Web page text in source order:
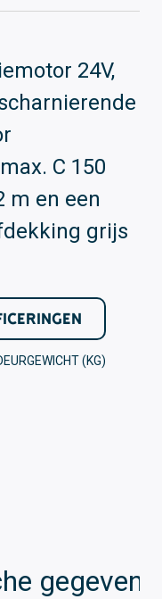
24V,
C 150
m en een
grijs
(KG)
gegevens